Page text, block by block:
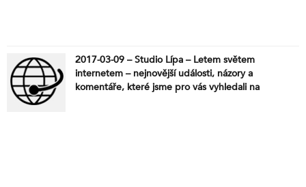
2017-03-09 – Studio Lípa – Letem světem
internetem – nejnovější události, názory a
komentáře, které jsme pro vás vyhledali na